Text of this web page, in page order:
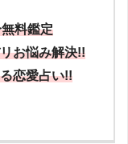
料鑑定
お悩み解決!!
恋愛占い!!